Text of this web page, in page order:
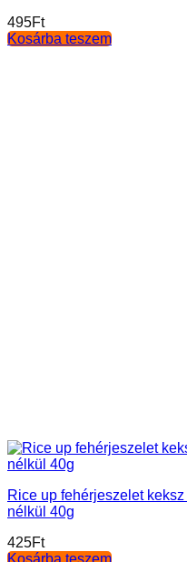
495Ft
Kosárba teszem
Rice up fehérjeszelet
nélkül 40g
425Ft
Kosárba teszem